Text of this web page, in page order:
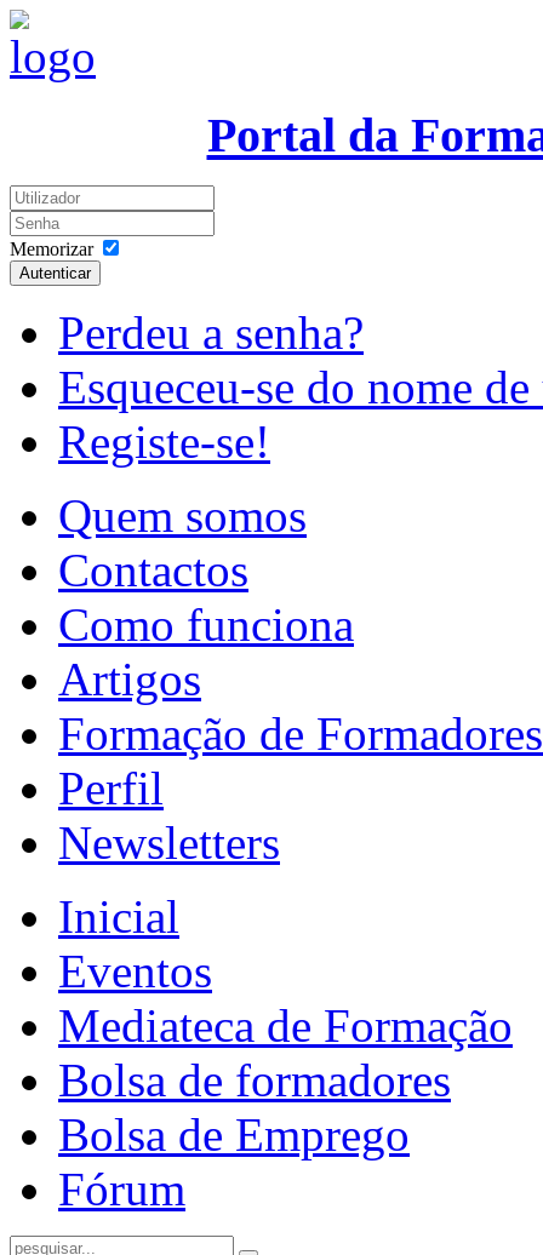
Portal da
Memorizar
Autenticar
Perdeu a senha?
Esqueceu-se do nome
Registe-se!
Quem somos
Contactos
Como funciona
Artigos
Formação de Formadores
Perfil
Newsletters
Inicial
Eventos
Mediateca de Formação
Bolsa de formadores
Bolsa de Emprego
Fórum